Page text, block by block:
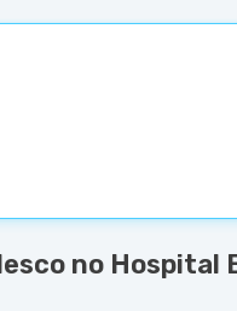
no Hospital